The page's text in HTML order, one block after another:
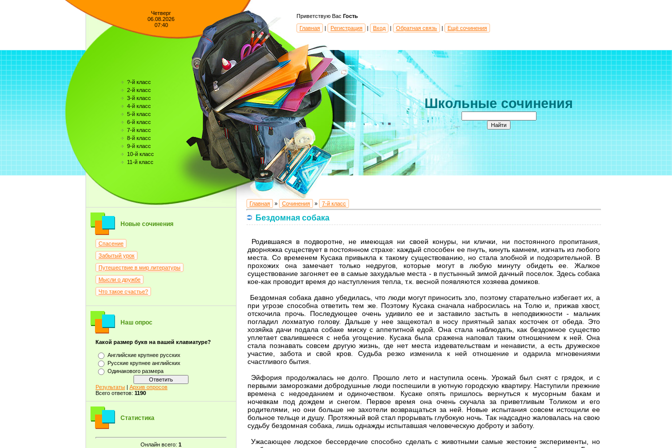
Четверг
06.08.2026
07:40
?-й класс
2-й класс
3-й класс
4-й класс
5-й класс
6-й класс
7-й класс
8-й класс
9-й класс
10-й класс
11-й класс
Новые сочинения
Спасение
Забытый урок
Путешествие в мир литературы
Мысли о дружбе
Что такое счастье?
Наш опрос
Какой размер букв на вашей клавиатуре?
Английские крупнее русских
Русские крупнее английских
Одинакового размера
Результаты | Архив опросов
Всего ответов: 1190
Статистика
Онлайн всего: 1
Приветствую Вас Гость
Главная
| Регистрация | Вход | Обратная связь | Ещё сочинения
Школьные сочинения
Главная » Сочинения » 7-й класс
Бездомная собака
Родившаяся в подворотне, не имеющая ни своей конуры, ни клички, ни постоянного пропитания,
дворняжка существует в постоянном страхе: каждый способен ее пнуть, кинуть камнем, изгнать из любого
места. Со временем Кусака привыкла к такому существованию, но стала злобной и подозрительной. В
прохожих она замечает только недругов, которые могут в любую минуту обидеть ее. Жалкое
существование загоняет ее в самые захудалые места - в пустынный зимой дачный поселок. Здесь собака
кое-как проводит время до наступления тепла, т.к. весной появляются хозяева домиков.
Бездомная собака давно убедилась, что люди могут приносить зло, поэтому старательно избегает их, а
при угрозе способна ответить тем же. Поэтому Кусака сначала набросилась на Толю и, прижав хвост,
отскочила прочь. Последующее очень удивило ее и заставило застыть в неподвижности - мальчик
погладил лохматую голову. Дальше у нее защекотал в носу приятный запах косточек от обеда. Это
хозяйка дачи подала собаке миску с аппетитной едой. Она стала наблюдать, как бездомное существо
уплетает свалившееся с неба угощение. Кусака была сражена наповал таким отношением к ней. Она
стала познавать совсем другую жизнь, где нет места издевательствам и ненависти, а есть дружеское
участие, забота и свой кров. Судьба резко изменила к ней отношение и одарила мгновениями
счастливого бытия.
Эйфория продолжалась не долго. Прошло лето и наступила осень. Урожай был снят с грядок, и с
первыми заморозками добродушные люди поспешили в уютную городскую квартиру. Наступили прежние
времена с недоеданием и одиночеством. Кусаке опять пришлось вернуться к мусорным бакам и
ночевкам под дождем и снегом. Первое время она очень скучала за приветливым Толиком и его
родителями, но они больше не захотели возвращаться за ней. Новые испытания совсем истощили ее
больное тельце и душу. Протяжный вой стал прорывать глубокую ночь. Так надсадно жаловалась на свою
судьбу бездомная собака, лишь однажды испытавшая человеческую доброту и заботу.
Ужасающее людское бессердечие способно сделать с животными самые жестокие эксперименты, но